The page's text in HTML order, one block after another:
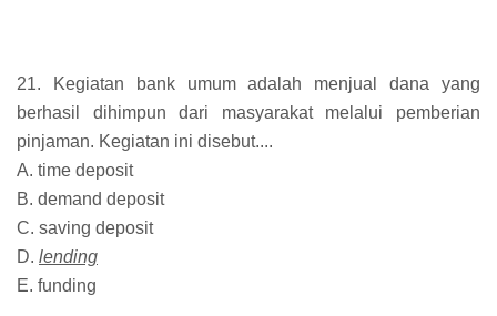
21. Kegiatan bank umum adalah menjual dana yang
berhasil dihimpun dari masyarakat melalui pemberian
pinjaman. Kegiatan ini disebut....
A. time deposit
B. demand deposit
C. saving deposit
D. lending
E. funding